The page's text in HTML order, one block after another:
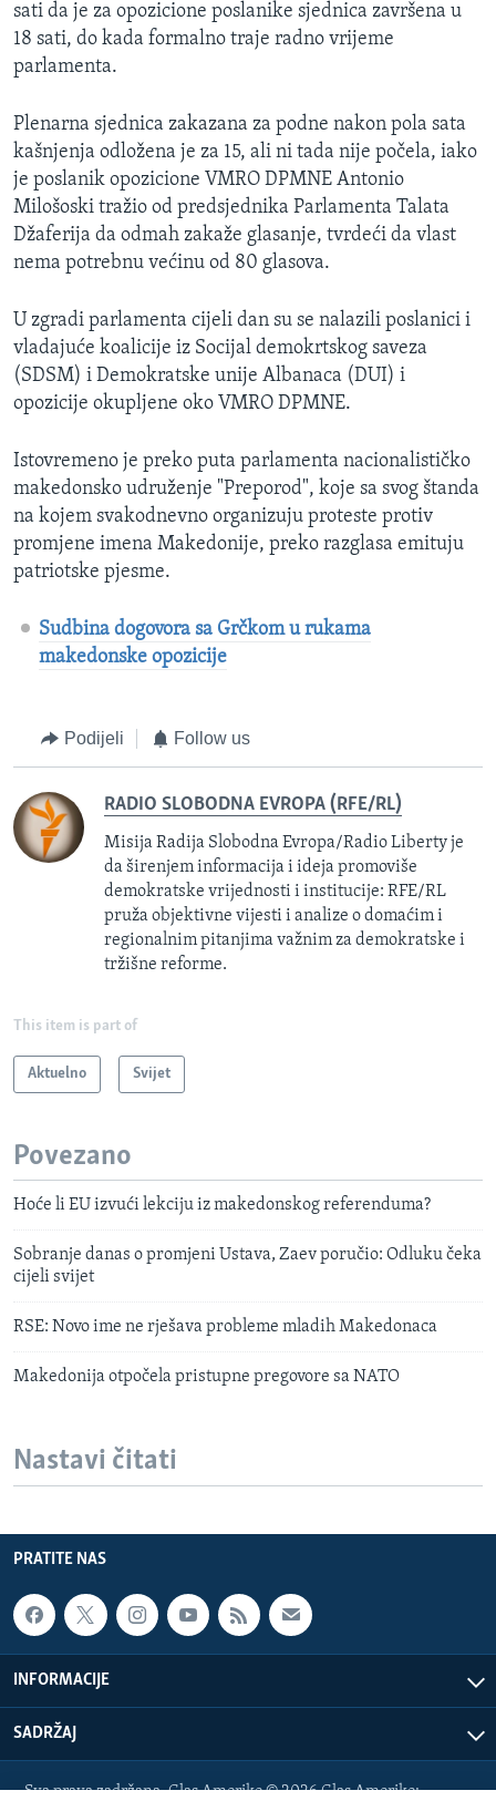
sati da je za opozicione poslanike sjednica završena u
18 sati, do kada formalno traje radno vrijeme
parlamenta.​
Plenarna sjednica zakazana za podne nakon pola sata
kašnjenja odložena je za 15, ali ni tada nije počela, iako
je poslanik opozicione VMRO DPMNE Antonio
Milošoski tražio od predsjednika Parlamenta Talata
Džaferija da odmah zakaže glasanje, tvrdeći da vlast
nema potrebnu većinu od 80 glasova.
U zgradi parlamenta cijeli dan su se nalazili poslanici i
vladajuće koalicije iz Socijal demokrtskog saveza
(SDSM) i Demokratske unije Albanaca (DUI) i
opozicije okupljene oko VMRO DPMNE.
Istovremeno je preko puta parlamenta nacionalističko
makedonsko udruženje "Preporod", koje sa svog štanda
na kojem svakodnevno organizuju proteste protiv
promjene imena Makedonije, preko razglasa emituju
patriotske pjesme.
Sudbina dogovora sa Grčkom u rukama
makedonske opozicije
Podijeli Follow us
RADIO SLOBODNA EVROPA (RFE/RL)
Misija Radija Slobodna Evropa/Radio Liberty je
da širenjem informacija i ideja promoviše
demokratske vrijednosti i institucije: RFE/RL
pruža objektivne vijesti i analize o domaćim i
regionalnim pitanjima važnim za demokratske i
tržišne reforme.
This item is part of
Aktuelno Svijet
Povezano
Hoće li EU izvući lekciju iz makedonskog referenduma?
Sobranje danas o promjeni Ustava, Zaev poručio: Odluku čeka
cijeli svijet
RSE: Novo ime ne rješava probleme mladih Makedonaca
Makedonija otpočela pristupne pregovore sa NATO
Nastavi čitati
PRATITE NAS
INFORMACIJE
SADRŽAJ
Sva prava zadržana. Glas Amerike © 2026 Glas Amerike: